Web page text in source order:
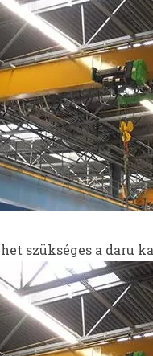
szükséges a daru